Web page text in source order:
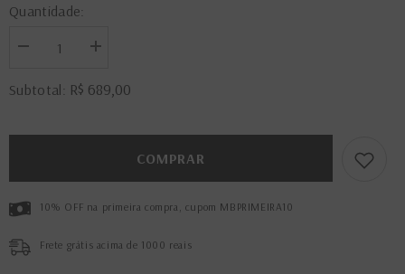
Quantidade:
Diminuir
de
Preto
Aumentar
de
Preto
Subtotal: R$ 689,00
COMPRAR
10% OFF na primeira compra, cupom MBPRIMEIRA10
Frete grátis acima de 1000 reais